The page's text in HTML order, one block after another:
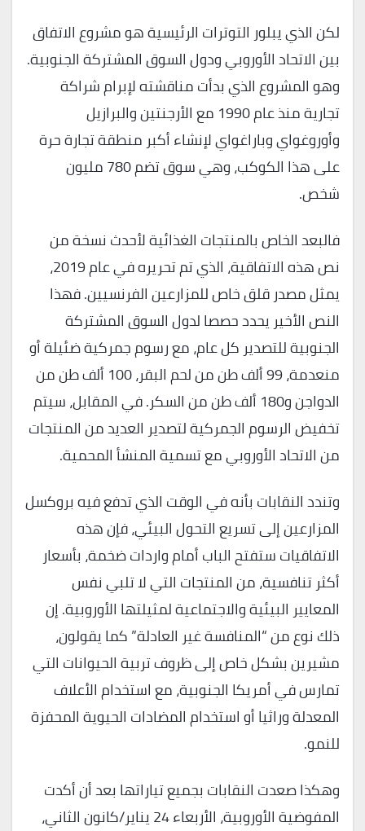
لكن الذي يبلور التوترات الرئيسية هو مشروع الاتفاق
بين الاتحاد الأوروبي ودول السوق المشتركة الجنوبية.
وهو المشروع الذي بدأت مناقشته لإبرام شراكة
تجارية منذ عام 1990 مع الأرجنتين والبرازيل
وأوروغواي وباراغواي لإنشاء أكبر منطقة تجارة حرة
على هذا الكوكب، وهي سوق تضم 780 مليون
شخص.
فالبعد الخاص بالمنتجات الغذائية لأحدث نسخة من
نص هذه الاتفاقية، الذي تم تحريره في عام 2019،
يمثل مصدر قلق خاص للمزارعين الفرنسيين. فهذا
النص الأخير يحدد حصصا لدول السوق المشتركة
الجنوبية للتصدير كل عام، مع رسوم جمركية ضئيلة أو
منعدمة، 99 ألف طن من لحم البقر، 100 ألف طن من
الدواجن و180 ألف طن من السكر. في المقابل، سيتم
تخفيض الرسوم الجمركية لتصدير العديد من المنتجات
من الاتحاد الأوروبي مع تسمية المنشأ المحمية.
وتندد النقابات بأنه في الوقت الذي تدفع فيه بروكسل
المزارعين إلى تسريع التحول البيئي، فإن هذه
الاتفاقيات ستفتح الباب أمام واردات ضخمة، بأسعار
أكثر تنافسية، من المنتجات التي لا تلبي نفس
المعايير البيئية والاجتماعية لمثيلتها الأوروبية. إن
ذلك نوع من “المنافسة غير العادلة” كما يقولون،
مشيرين بشكل خاص إلى ظروف تربية الحيوانات التي
تمارس في أمريكا الجنوبية، مع استخدام الأعلاف
المعدلة وراثيا أو استخدام المضادات الحيوية المحفزة
للنمو.
وهكذا صعدت النقابات بجميع تياراتها بعد أن أكدت
المفوضية الأوروبية، الأربعاء 24 يناير/كانون الثاني،